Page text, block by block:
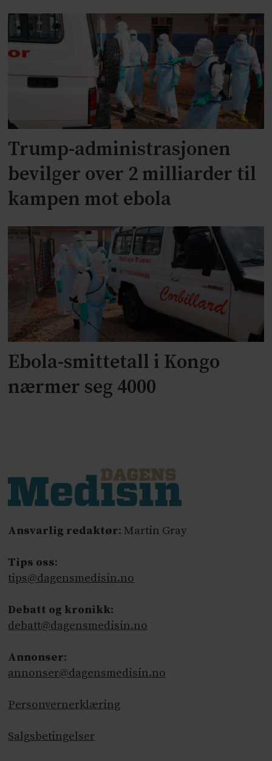
Trump-administrasjonen
bevilger over 2 milliarder til
kampen mot ebola
Ebola-smittetall i Kongo
nærmer seg 4000
Ansvarlig redaktør: Martin Gray
Tips oss:
tips@dagensmedisin.no
Debatt og kronikk:
debatt@dagensmedisin.no
Annonser:
annonser@dagensmedisin.no
Personvernerklæring
Salgsbetingelser